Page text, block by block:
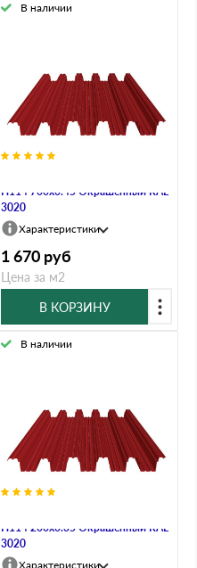
Н114 700х0.45 Окрашенный RAL
3020
В наличии
Характеристики
1 670 руб
Цена за м2
В КОРЗИНУ
Н114 200х0.35 Окрашенный RAL
3020
В наличии
Характеристики